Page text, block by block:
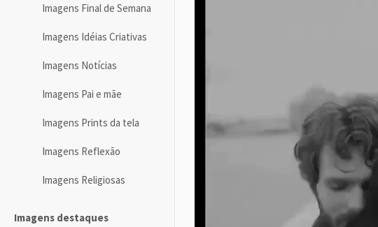
Imagens Final de Semana
Imagens Idéias Criativas
Imagens Notícias
Imagens Pai e mãe
Imagens Prints da tela
Imagens Reflexão
Imagens Religiosas
Imagens destaques